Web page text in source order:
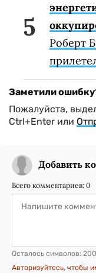
Роберт
Заметили
Пожалуйста,
Ctrl+Enter или
Добавить
Всего комментариев: 0
Осталось символов:
Авторизуйтесь, чтобы